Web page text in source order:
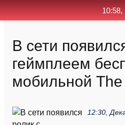
В сети
геймплеем
мобильной
12:30,
10:58,